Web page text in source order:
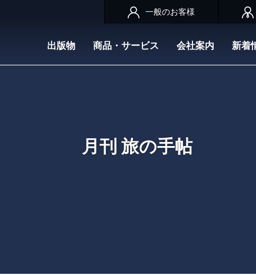
出版物 商品・サービス 会社案内 新着
一般のお客様
月刊 旅の手帖